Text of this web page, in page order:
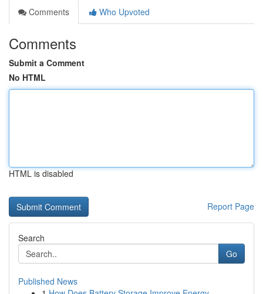
Comments
Who Upvoted
Comments
Submit a Comment
No HTML
HTML is disabled
Report Page
Search
Go
Published News